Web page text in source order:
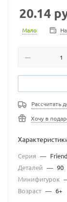
20.14
Мало
Рассчитать
Хочу в
Серия —
Деталей — 90
Минифигурок
Возраст — 6+